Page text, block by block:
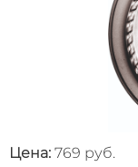
Цена: 769 руб.